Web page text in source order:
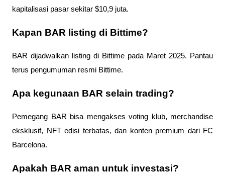
kapitalisasi pasar sekitar $10,9 juta.
Kapan BAR listing di Bittime?
BAR dijadwalkan listing di Bittime pada Maret 2025. Pantau
terus pengumuman resmi Bittime.
Apa kegunaan BAR selain trading?
Pemegang BAR bisa mengakses voting klub, merchandise
eksklusif, NFT edisi terbatas, dan konten premium dari FC
Barcelona.
Apakah BAR aman untuk investasi?